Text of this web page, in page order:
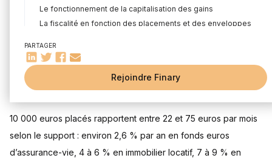
Le fonctionnement de la capitalisation des gains
La fiscalité en fonction des placements et des enveloppes
Combien peuvent rapporter 10 000 euros en bourse ?
10 000 euros en Actions cotées (Rendement estimé 7% -
hypothèse illustrative basée sur moyenne historique CAC
40 long terme)
10 000 euros en ETF World (Rendement estimé 8% -
hypothèse illustrative MSCI World long terme)
Combien peuvent rapporter 10 000 euros en immobilier ?
PARTAGER
Rejoindre Finary
Rédigé parMounir Laggoune Édité parMounir Laggoune
Mis à jour le 29 juillet 2026
10 000 euros placés rapportent entre 22 et 75 euros par mois
selon le support : environ 2,6 % par an en fonds euros
d’assurance-vie, 4 à 6 % en immobilier locatif, 7 à 9 % en